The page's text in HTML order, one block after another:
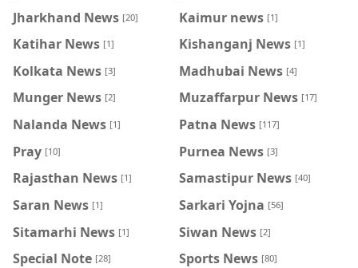
Jharkhand News [20] Kaimur news [1]
Katihar News [1] Kishanganj News [1]
Kolkata News [3] Madhubai News [4]
Munger News [2] Muzaffarpur News [17]
Nalanda News [1] Patna News [117]
Pray [10] Purnea News [3]
Rajasthan News [1] Samastipur News [40]
Saran News [1] Sarkari Yojna [56]
Sitamarhi News [1] Siwan News [2]
Special Note [28] Sports News [80]